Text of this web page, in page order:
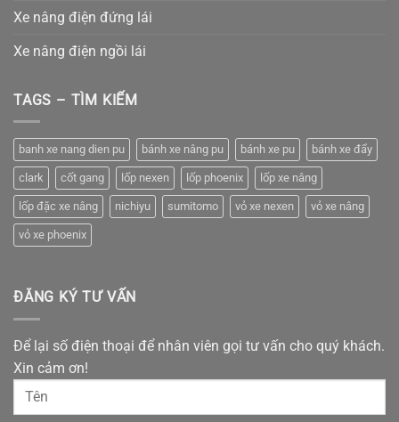
Xe nâng điện đứng lái
Xe nâng điện ngồi lái
TAGS – TÌM KIẾM
banh xe nang dien pu bánh xe nâng pu bánh xe pu bánh xe đẩy
clark cốt gang lốp nexen lốp phoenix lốp xe nâng
lốp đặc xe nâng nichiyu sumitomo vỏ xe nexen vỏ xe nâng
vỏ xe phoenix
ĐĂNG KÝ TƯ VẤN
Để lại số điện thoại để nhân viên gọi tư vấn cho quý khách.
Xin cảm ơn!